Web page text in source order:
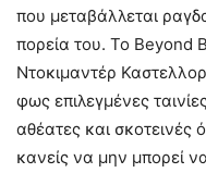
που μεταβάλλεται
πορεία του. Το Beyond
Ντοκιμαντέρ
φως επιλεγμένες
αθέατες και σκοτεινές
κανείς να μην μπορεί